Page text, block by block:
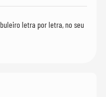
letra por letra, no seu